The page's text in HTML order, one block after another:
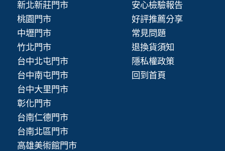
新北新莊門市
桃園門市
中壢門市
竹北門市
台中北屯門市
台中南屯門市
台中大里門市
彰化門市
台南仁德門市
台南北區門市
高雄美術館門市
安心檢驗報告
好評推薦分享
常見問題
退換貨須知
隱私權政策
回到首頁